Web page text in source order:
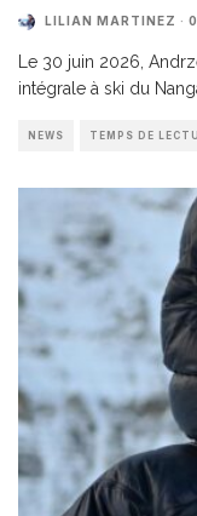
LILIAN MARTINEZ ·
Le 30 juin 2026,
intégrale à ski du
NEWS TEMPS DE